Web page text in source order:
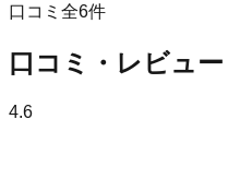
口コミ全6件
口コミ・レビュー
4.6